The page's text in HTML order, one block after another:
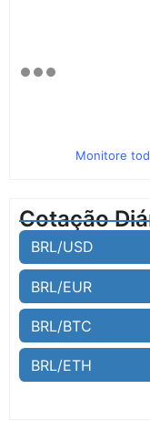
Monitore
Cotação
BRL/USD
BRL/EUR
BRL/BTC
BRL/ETH